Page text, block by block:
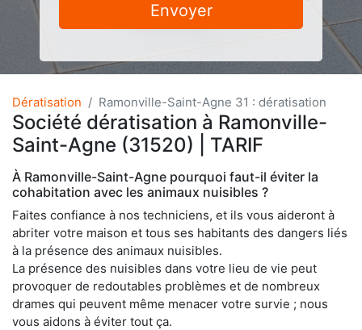
Envoyer
Dératisation Ramonville-Saint-Agne 31 : dératisation
Société dératisation à Ramonville-
Saint-Agne (31520) | TARIF
À Ramonville-Saint-Agne pourquoi faut-il éviter la
cohabitation avec les animaux nuisibles ?
Faites confiance à nos techniciens, et ils vous aideront à
abriter votre maison et tous ses habitants des dangers liés
à la présence des animaux nuisibles.
La présence des nuisibles dans votre lieu de vie peut
provoquer de redoutables problèmes et de nombreux
drames qui peuvent même menacer votre survie ; nous
vous aidons à éviter tout ça.